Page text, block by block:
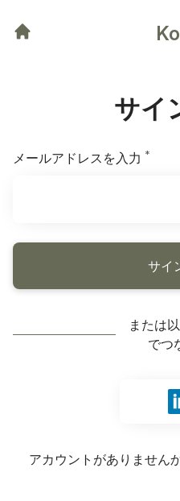
サイ
メールアドレスを入力 *
サイ
または
でつ
アカウントがありません